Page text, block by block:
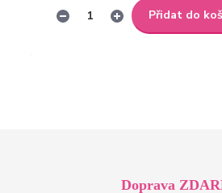
Přidat do
Doprava